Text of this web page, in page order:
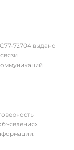
72704 выдано